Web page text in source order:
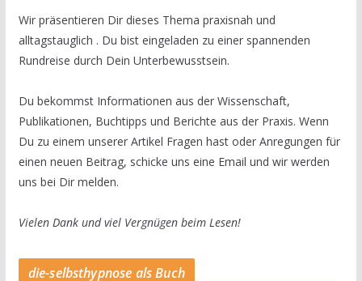
Wir präsentieren Dir dieses Thema praxisnah und
alltagstauglich . Du bist eingeladen zu einer spannenden
Rundreise durch Dein Unterbewusstsein.
Du bekommst Informationen aus der Wissenschaft,
Publikationen, Buchtipps und Berichte aus der Praxis. Wenn
Du zu einem unserer Artikel Fragen hast oder Anregungen für
einen neuen Beitrag, schicke uns eine Email und wir werden
uns bei Dir melden.
Vielen Dank und viel Vergnügen beim Lesen!
die-selbsthypnose als Buch